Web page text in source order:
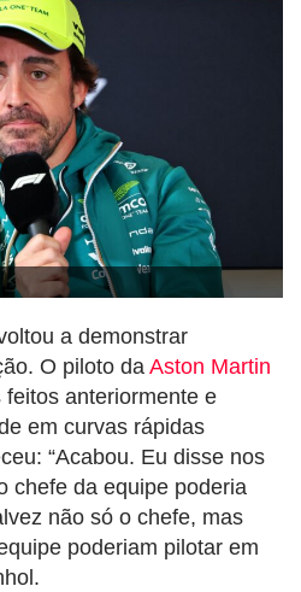
a demonstrar
O piloto da Aston Martin
anteriormente e
em curvas rápidas
“Acabou. Eu disse nos
chefe da equipe poderia
não só o chefe, mas
poderiam pilotar em